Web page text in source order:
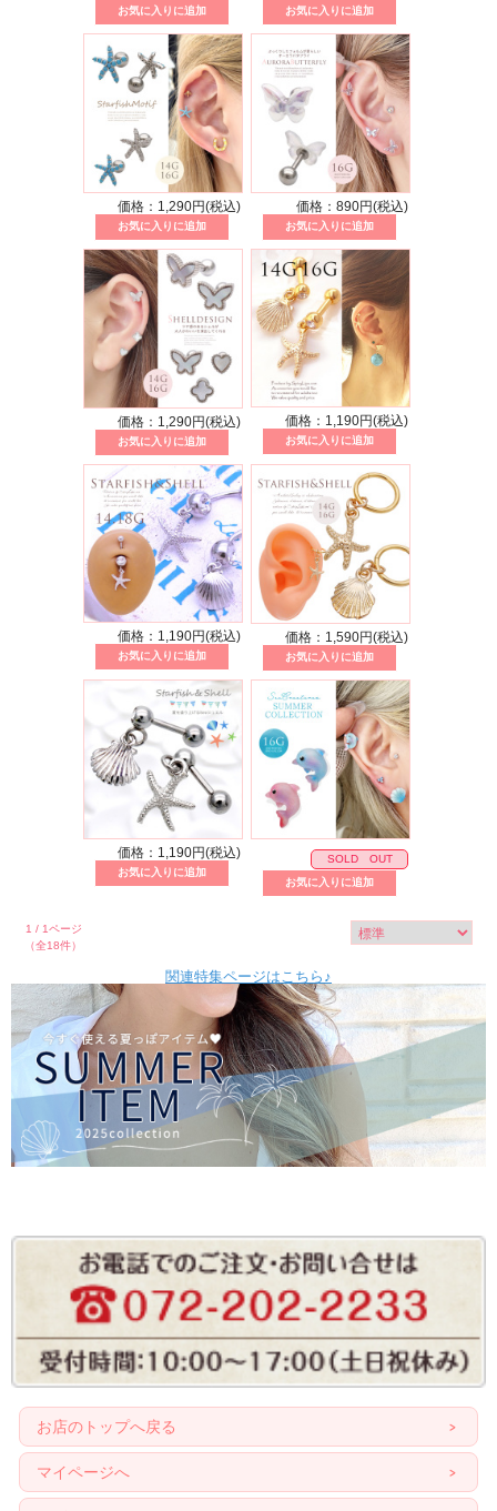
価格：1,290円(税込) 価格：890円(税込)
価格：1,290円(税込) 価格：1,190円(税込)
価格：1,190円(税込) 価格：1,590円(税込)
価格：1,190円(税込) SOLD OUT
1 / 1ページ
（全18件）
関連特集ページはこちら♪
お店のトップへ戻る
マイページへ